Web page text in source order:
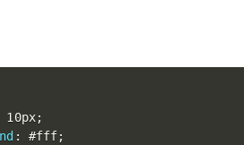
10px;
: #fff;